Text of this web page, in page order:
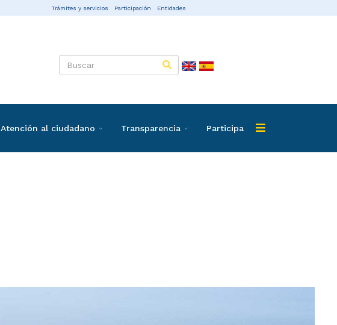
Trámites y servicios Participación Entidades
Atención al ciudadano Transparencia Participa